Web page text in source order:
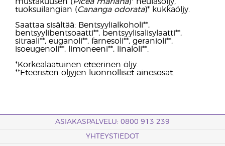
tuoksuilangian (Cananga odorata)* kukkaöljy.
Saattaa sisältää: Bentsyylialkoholi**,
bentsyylibentsoaatti**, bentsyylisalisylaatti**,
sitraali**, euganoli**, farnesoli**, geranioli**,
isoeugenoli**, limoneeni**, linaloli**.
*Korkealaatuinen eteerinen öljy.
**Eteeristen öljyjen luonnolliset ainesosat.
ASIAKASPALVELU: 0800 913 239
YHTEYSTIEDOT